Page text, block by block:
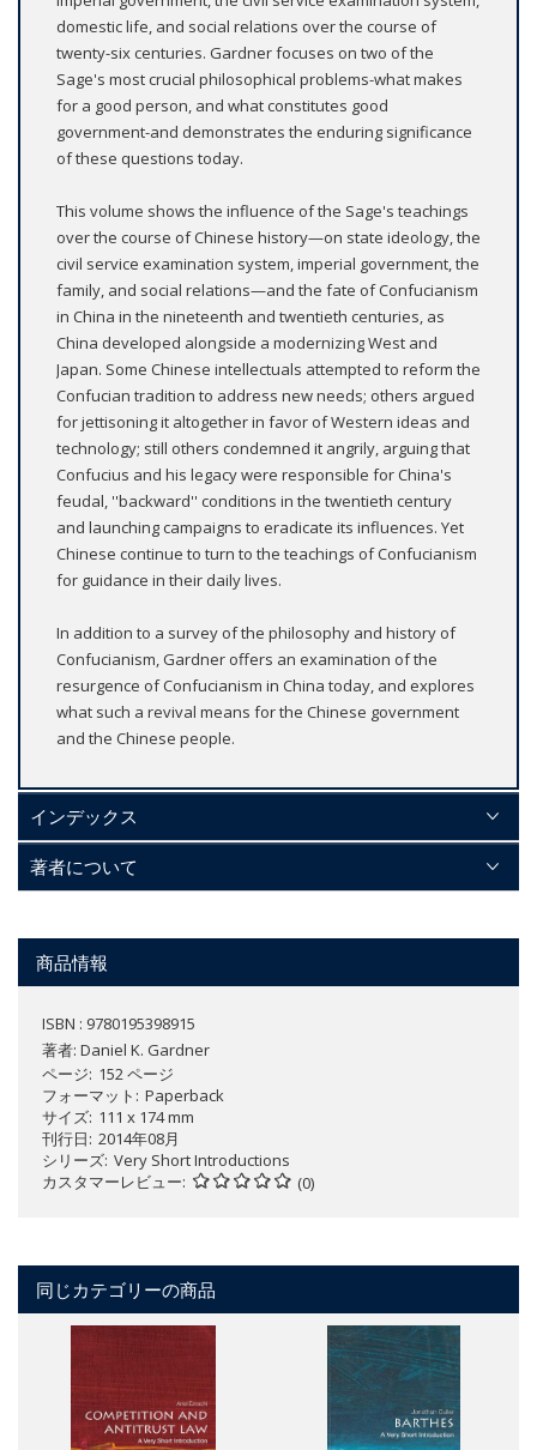
domestic life, and social relations over the course of
twenty-six centuries. Gardner focuses on two of the
Sage's most crucial philosophical problems-what makes
for a good person, and what constitutes good
government-and demonstrates the enduring significance
of these questions today.
This volume shows the influence of the Sage's teachings
over the course of Chinese history—on state ideology, the
civil service examination system, imperial government, the
family, and social relations—and the fate of Confucianism
in China in the nineteenth and twentieth centuries, as
China developed alongside a modernizing West and
Japan. Some Chinese intellectuals attempted to reform the
Confucian tradition to address new needs; others argued
for jettisoning it altogether in favor of Western ideas and
technology; still others condemned it angrily, arguing that
Confucius and his legacy were responsible for China's
feudal, ''backward'' conditions in the twentieth century
and launching campaigns to eradicate its influences. Yet
Chinese continue to turn to the teachings of Confucianism
for guidance in their daily lives.
In addition to a survey of the philosophy and history of
Confucianism, Gardner offers an examination of the
resurgence of Confucianism in China today, and explores
what such a revival means for the Chinese government
and the Chinese people.
インデックス
著者について
商品情報
ISBN : 9780195398915
著者: Daniel K. Gardner
ページ 152 ページ
フォーマット
Paperback
サイズ 111 x 174 mm
刊行日 2014年08月
シリーズ Very Short Introductions
カスタマーレビュー
(0)
同じカテゴリーの商品